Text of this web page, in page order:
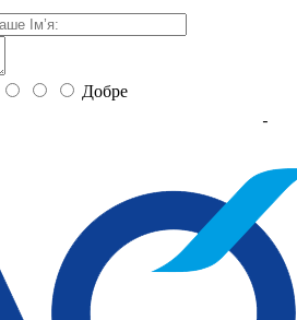
Добре